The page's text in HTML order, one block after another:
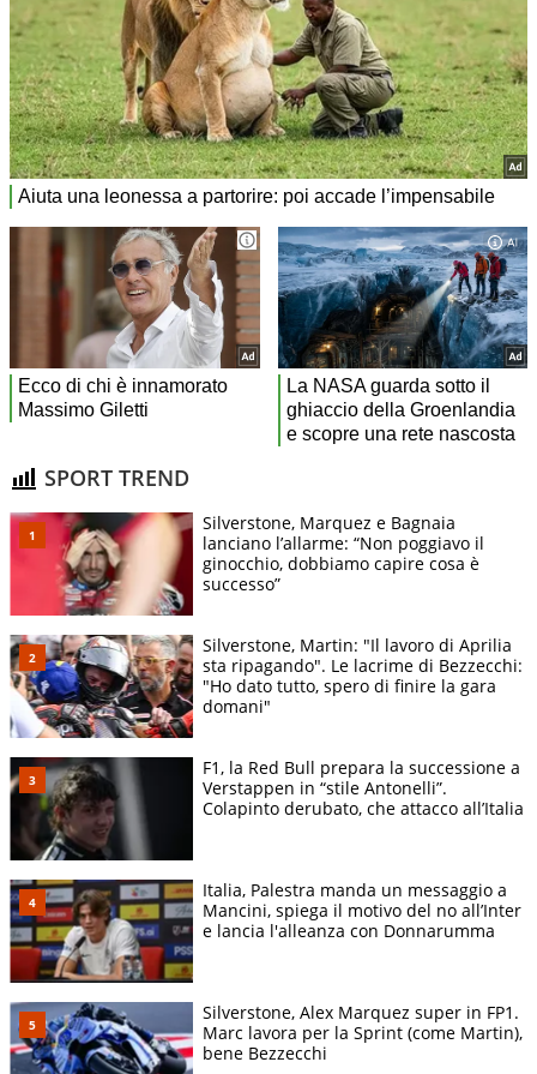
SPORT TREND
Silverstone, Marquez e Bagnaia
lanciano l’allarme: “Non poggiavo il
ginocchio, dobbiamo capire cosa è
successo”
Silverstone, Martin: "Il lavoro di Aprilia
sta ripagando". Le lacrime di Bezzecchi:
"Ho dato tutto, spero di finire la gara
domani"
F1, la Red Bull prepara la successione a
Verstappen in “stile Antonelli”.
Colapinto derubato, che attacco all’Italia
Italia, Palestra manda un messaggio a
Mancini, spiega il motivo del no all’Inter
e lancia l'alleanza con Donnarumma
Silverstone, Alex Marquez super in FP1.
Marc lavora per la Sprint (come Martin),
bene Bezzecchi